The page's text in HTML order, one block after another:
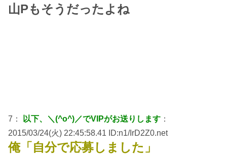
山Pもそうだったよね
7： 以下、＼(^o^)／でVIPがお送りします ：
2015/03/24(火) 22:45:58.41 ID:n1/IrD2Z0.net
俺「自分で応募しました」